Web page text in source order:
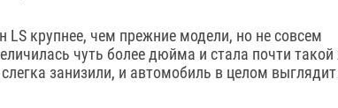
крупнее, чем прежние модели, но не совсем
чуть более дюйма и стала почти такой
занизили, и автомобиль в целом